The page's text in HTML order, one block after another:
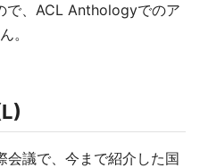
で、ACL Anthologyでのア
。
会議で、今まで紹介した国